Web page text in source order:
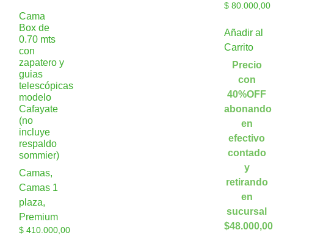
Cama
Box de
0.70 mts
con
zapatero y
guias
telescópicas
modelo
Cafayate
(no
incluye
respaldo
sommier)
Camas,
Camas 1
plaza,
Premium
$ 410.000,00
$ 80.000,00
Añadir al
Carrito
Precio
con
40%OFF
abonando
en
efectivo
contado
y
retirando
en
sucursal
$48.000,00